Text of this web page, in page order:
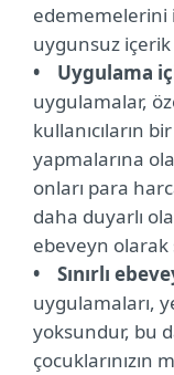
edememelerini
uygunsuz
• Uygulama
uygulamalar,
kullanıcıların
yapmalarına
onları para
daha duyarlı
ebeveyn olarak
• Sınırlı
uygulamaları,
yoksundur, bu
çocuklarınızın